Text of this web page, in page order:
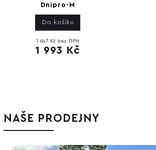
Dnipro-M
1 647 Kč bez DPH
1 993 Kč
Do košíku
NAŠE PRODEJNY